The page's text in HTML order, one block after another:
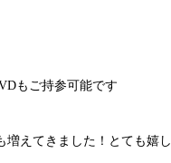
もご持参可能です
えてきました！とても嬉